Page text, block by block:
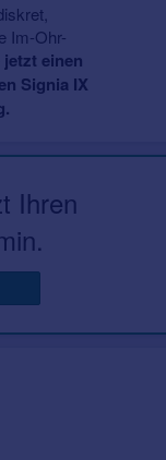
Im-Ohr-
einen
Signia IX
Ihren